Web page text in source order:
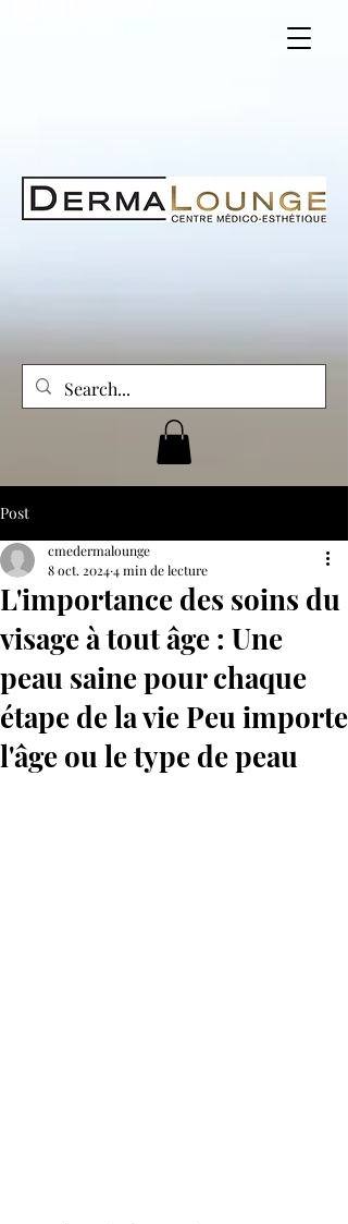
Post
L'importance des soins du
visage à tout âge : Une
peau saine pour chaque
étape de la vie Peu importe
l'âge ou le type de peau
cmedermalounge
8 oct. 20244 min de lecture